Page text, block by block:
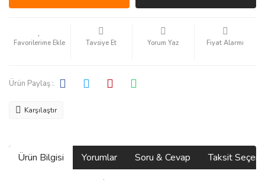
Tavsiye Et Yorum Yaz Fiyat Alarmı
Ürün Paylaş :
Karşılaştır
Ürün Bilgisi Yorumlar Soru & Cevap Taksit